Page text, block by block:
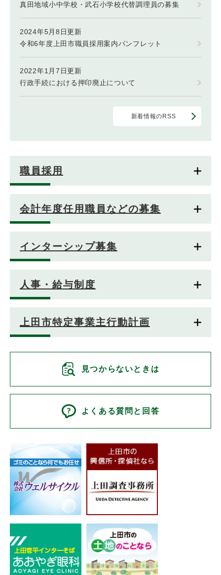
真田地域小中学校・武石小学校代替調理員の募集
2024年5月8日更新
令和6年度上田市職員採用案内パンフレット
2022年1月7日更新
行政手続における押印廃止について
新着情報のRSS
職員採用
会計年度任用職員などの募集
インターシップ募集
人事・給与制度
上田市特定事業主行動計画
見つからないときは
よくある質問と回答